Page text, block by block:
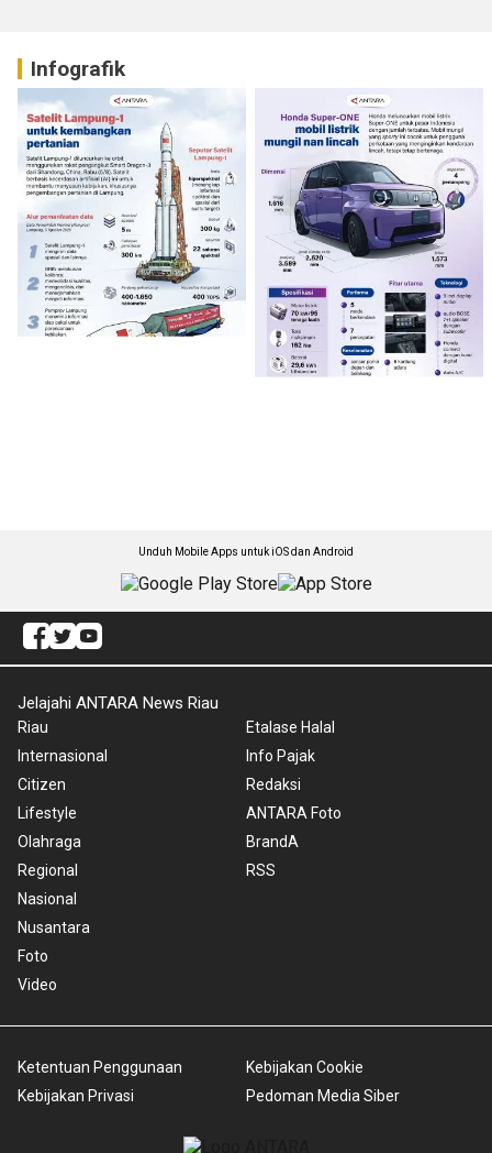
Infografik
Unduh Mobile Apps untuk iOS dan Android
Jelajahi ANTARA News Riau
Riau
Internasional
Citizen
Lifestyle
Olahraga
Regional
Nasional
Nusantara
Foto
Video
Etalase Halal
Info Pajak
Redaksi
ANTARA Foto
BrandA
RSS
Ketentuan Penggunaan
Kebijakan Privasi
Kebijakan Cookie
Pedoman Media Siber